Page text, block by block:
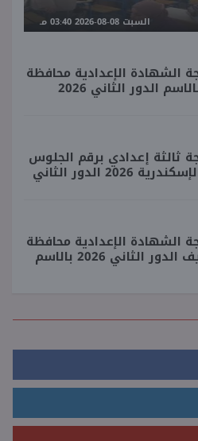
السبت 08-08-2026 03:40 مـ
الشهادة الإعدادية محافظة
الدور الثاني 2026
ثالثة إعدادي برقم الجلوس
2026 الدور الثاني
الشهادة الإعدادية محافظة
الثاني 2026 بالاسم